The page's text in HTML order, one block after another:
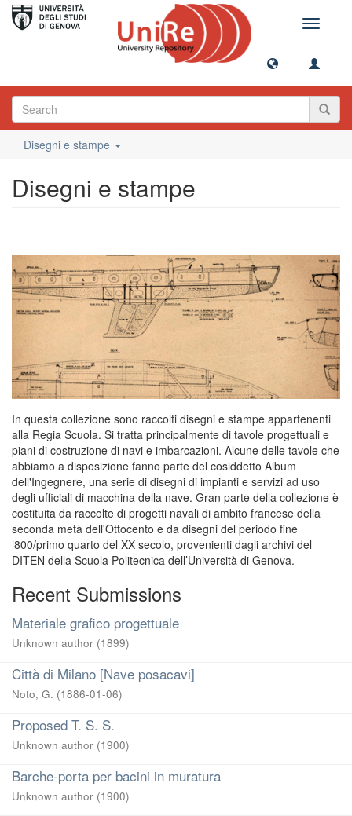
Toggle
Disegni e stampe
Disegni e stampe
In questa collezione sono raccolti disegni e stampe appartenenti
alla Regia Scuola. Si tratta principalmente di tavole progettuali e
piani di costruzione di navi e imbarcazioni. Alcune delle tavole che
abbiamo a disposizione fanno parte del cosiddetto Album
dell'Ingegnere, una serie di disegni di impianti e servizi ad uso
degli ufficiali di macchina della nave. Gran parte della collezione è
costituita da raccolte di progetti navali di ambito francese della
seconda metà dell'Ottocento e da disegni del periodo fine
‘800/primo quarto del XX secolo, provenienti dagli archivi del
DITEN della Scuola Politecnica dell’Università di Genova.
Recent Submissions
Materiale grafico progettuale
Unknown author (1899)
Città di Milano [Nave posacavi]
Noto, G. (1886-01-06)
Proposed T. S. S.
Unknown author (1900)
Barche-porta per bacini in muratura
Unknown author (1900)